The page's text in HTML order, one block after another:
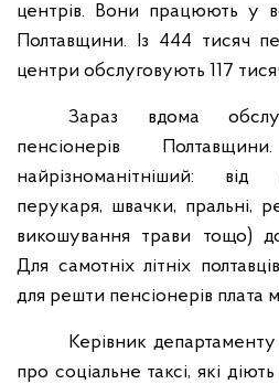
центрів. Вони працюють у
Полтавщини. Із 444 тисяч
центри обслуговують 117 тисяч
Зараз вдома
пенсіонерів
найрізноманітніший:
перукаря, швачки, пральні,
викошування трави тощо)
Для самотніх літніх
для решти пенсіонерів плата
Керівник департаменту
про соціальне таксі, які діють